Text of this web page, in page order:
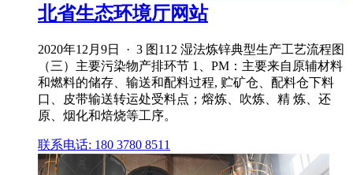
北省生态环境厅网站
2020年12月9日 · 3 图112 湿法炼锌典型生产工艺流程图
（三）主要污染物产排环节 1、PM：主要来自原辅材料
和燃料的储存、输送和配料过程, 贮矿仓、配料仓下料
口、皮带输送转运处受料点；熔炼、吹炼、精 炼、还
原、烟化和焙烧等工序。
联系电话: 180 3780 8511